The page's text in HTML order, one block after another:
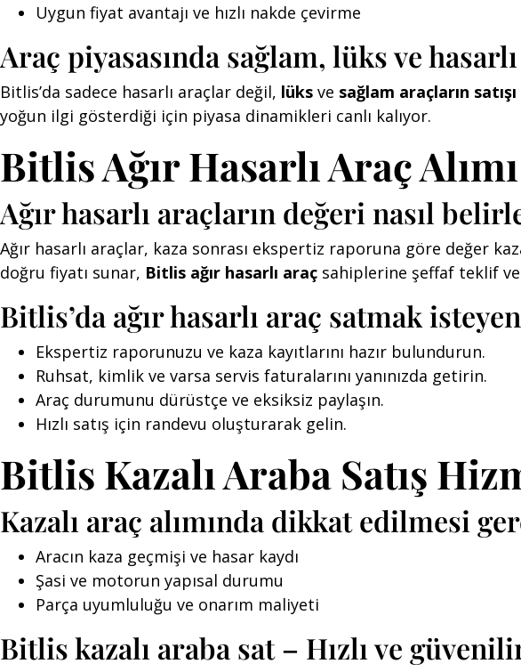
Uygun fiyat avantajı ve hızlı nakde çevirme
Araç piyasasında sağlam, lüks ve
Bitlis’da sadece hasarlı araçlar değil, lüks ve sağlam araçların satışı
yoğun ilgi gösterdiği için piyasa dinamikleri canlı kalıyor.
Bitlis Ağır Hasarlı Araç Alımı
Ağır hasarlı araçların değeri nasıl
Ağır hasarlı araçlar, kaza sonrası ekspertiz raporuna göre değer
doğru fiyatı sunar, Bitlis ağır hasarlı araç sahiplerine şeffaf teklif
Bitlis’da ağır hasarlı araç satmak
Ekspertiz raporunuzu ve kaza kayıtlarını hazır bulundurun.
Ruhsat, kimlik ve varsa servis faturalarını yanınızda getirin.
Araç durumunu dürüstçe ve eksiksiz paylaşın.
Hızlı satış için randevu oluşturarak gelin.
Bitlis Kazalı Araba Satış
Kazalı araç alımında dikkat edilmesi
Aracın kaza geçmişi ve hasar kaydı
Şasi ve motorun yapısal durumu
Parça uyumluluğu ve onarım maliyeti
Bitlis kazalı araba sat – Hızlı ve